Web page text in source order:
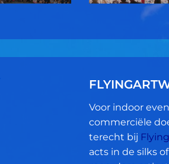
Voor indoor
commerciële
terecht bij
acts in de silks